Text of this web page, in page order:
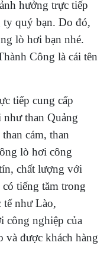
hưởng trực tiếp
ty quý bạn. Do đó,
lò hơi bạn nhé.
Công là cái tên
tiếp cung cấp
như than Quảng
cám, than
lò hơi công
chất lượng với
tiếng tăm trong
tế như Lào,
công nghiệp của
và được khách hàng